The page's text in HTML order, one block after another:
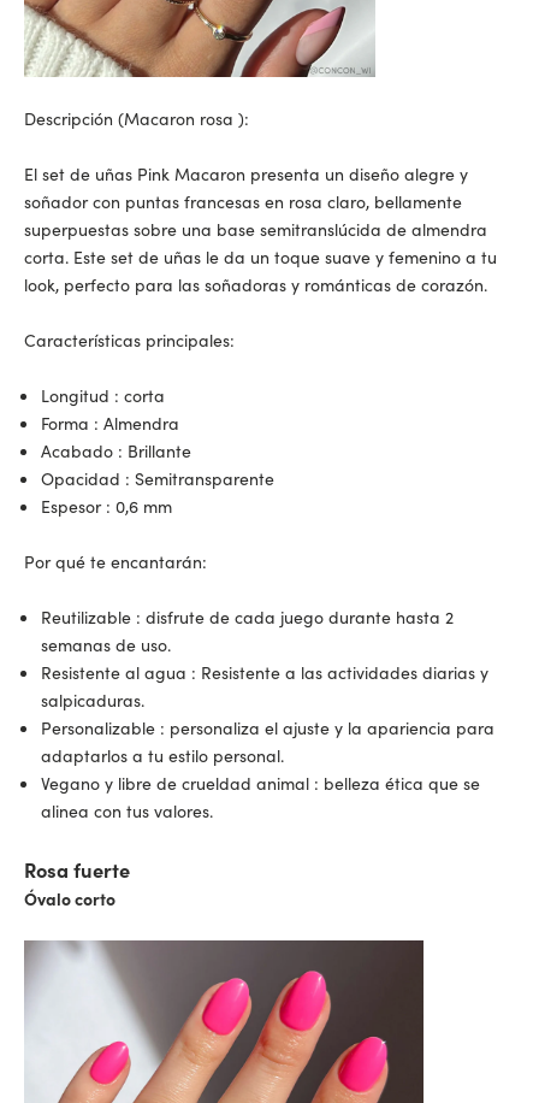
Descripción (Macaron rosa ):
El set de uñas Pink Macaron presenta un diseño alegre y
soñador con puntas francesas en rosa claro, bellamente
superpuestas sobre una base semitranslúcida de almendra
corta. Este set de uñas le da un toque suave y femenino a tu
look, perfecto para las soñadoras y románticas de corazón.
Características principales:
Longitud : corta
Forma : Almendra
Acabado : Brillante
Opacidad : Semitransparente
Espesor : 0,6 mm
Por qué te encantarán:
Reutilizable : disfrute de cada juego durante hasta 2
semanas de uso.
Resistente al agua : Resistente a las actividades diarias y
salpicaduras.
Personalizable : personaliza el ajuste y la apariencia para
adaptarlos a tu estilo personal.
Vegano y libre de crueldad animal : belleza ética que se
alinea con tus valores.
Rosa fuerte
Óvalo corto